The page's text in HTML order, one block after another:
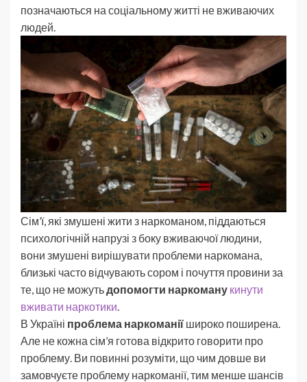
позначаються на соціальному житті не вживаючих
людей.
Сім’ї, які змушені жити з наркоманом, піддаються
психологічній напрузі з боку вживаючої людини,
вони змушені вирішувати проблеми наркомана,
близькі часто відчувають сором і почуття провини за
те, що не можуть допомогти наркоману кинути
вживати наркотики
В Україні проблема наркоманії широко поширена.
Але не кожна сім’я готова відкрито говорити про
проблему. Ви повинні розуміти, що чим довше ви
замовчуєте проблему наркоманії, тим менше шансів